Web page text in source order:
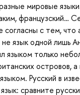
мировые
французский…
согласны с тем, что
язык одной лишь
языком только
островов, а
Русский в
сравните